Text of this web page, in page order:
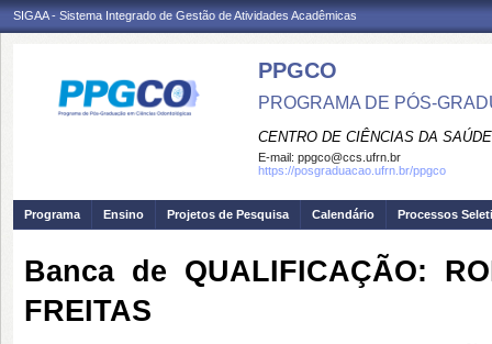
SIGAA - Sistema Integrado de Gestão de Atividades Acadêmicas
PPGCO
PROGRAMA DE PÓS-
CENTRO DE CIÊNCIAS DA SAÚDE
E-mail: ppgco@ccs.ufrn.br
https://posgraduacao.ufrn.br/ppgco
Programa Ensino Projetos de Pesquisa Calendário Processos
Banca de QUALIFICAÇÃO:
FREITAS